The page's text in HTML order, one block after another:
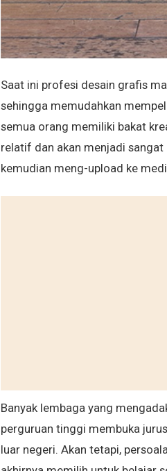
Saat ini profesi desain grafis
sehingga memudahkan
semua orang memiliki bakat
relatif dan akan menjadi
kemudian meng-upload ke
Banyak lembaga yang
perguruan tinggi membuka
luar negeri. Akan tetapi,